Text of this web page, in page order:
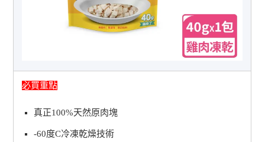
必買重點
真正100%天然原肉塊
-60度C冷凍乾燥技術